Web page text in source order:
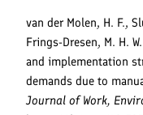
van der Molen, H. F.,
Frings-Dresen, M. H.
and implementation
demands due to
Journal of Work,